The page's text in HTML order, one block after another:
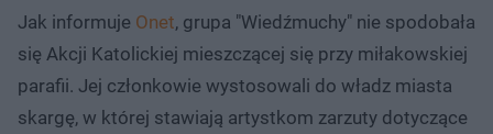
Jak informuje Onet, grupa "Wiedźmuchy" nie spodobała
się Akcji Katolickiej mieszczącej się przy miłakowskiej
parafii. Jej członkowie wystosowali do władz miasta
skargę, w której stawiają artystkom zarzuty dotyczące